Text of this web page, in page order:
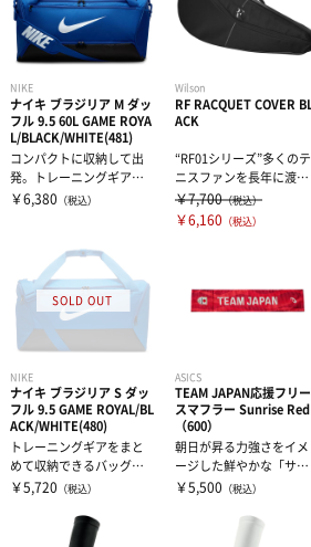
NIKE
ナイキ ブラジリア M ダッ
フル 9.5 60L GAME ROYA
L/BLACK/WHITE(481)
コンパクトに収納して出
発。トレーニングギアを
まとめて収納できる、大
￥6,380 （税込）
Wilson
RF RACQUET COVER BL
ACK
“RF01シリーズ”多くのテ
ニスファンを長年に渡り
魅了してきたロジャー・
フェデラ...
￥7,700（税込）
￥6,160 （税込）
NIKE
ナイキ ブラジリア S ダッ
フル 9.5 GAME ROYAL/BL
ACK/WHITE(480)
トレーニングギアをまと
めて収納できるバッグ。
シューズを個別に収納で
￥5,720 （税込）
ASICS
TEAM JAPAN応援フリー
スマフラー Sunrise Red
（600）
朝日が昇る力強さをイメ
ージした鮮やかな「サン
ライズレッド」のメイン
￥5,500 （税込）